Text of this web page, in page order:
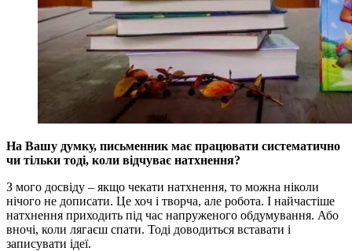
На Вашу думку, письменник має працювати систематично
чи тільки тоді, коли відчуває натхнення?
З мого досвіду – якщо чекати натхнення, то можна ніколи
нічого не дописати. Це хоч і творча, але робота. І найчастіше
натхнення приходить під час напруженого обдумування. Або
вночі, коли лягаєш спати. Тоді доводиться вставати і
записувати ідеї.